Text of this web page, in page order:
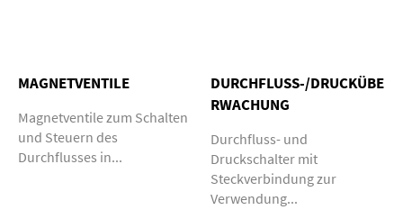
MAGNETVENTILE
Magnetventile zum Schalten
und Steuern des
Durchflusses in...
DURCHFLUSS-/DRUCKÜBE
RWACHUNG
Durchfluss- und
Druckschalter mit
Steckverbindung zur
Verwendung...